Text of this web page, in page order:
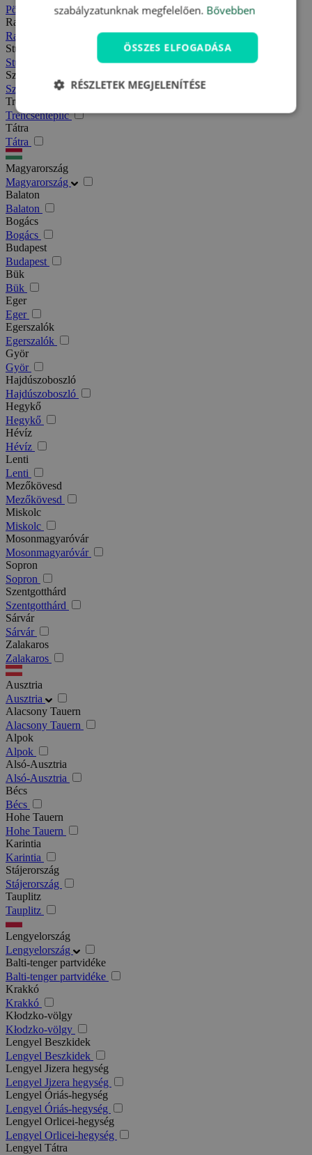
Pöstyén
Rajecfürdő
Rajecfürdő
Stubnyafürdő
Stubnyafürdő
Szlovák paradicsom
Szlovák paradicsom
Trencsénteplic
Trencsénteplic
Tátra
Tátra
Magyarország
Magyarország
Balaton
Balaton
Bogács
Bogács
Budapest
Budapest
Bük
Bük
Eger
Eger
Egerszalók
Egerszalók
Györ
Györ
Hajdúszoboszló
Hajdúszoboszló
Hegykő
Hegykő
Hévíz
Hévíz
Lenti
Lenti
Mezőkövesd
Mezőkövesd
Miskolc
Miskolc
Mosonmagyaróvár
Mosonmagyaróvár
Sopron
Sopron
Szentgotthárd
Szentgotthárd
Sárvár
Sárvár
Zalakaros
Zalakaros
Ausztria
Ausztria
Alacsony Tauern
Alacsony Tauern
Alpok
Alpok
Alsó-Ausztria
Alsó-Ausztria
Bécs
Bécs
Hohe Tauern
Hohe Tauern
Karintia
Karintia
Stájerország
Stájerország
Tauplitz
Tauplitz
Lengyelország
Lengyelország
Balti-tenger partvidéke
Balti-tenger partvidéke
Krakkó
Krakkó
Kłodzko-völgy
Kłodzko-völgy
Lengyel Beszkidek
Lengyel Beszkidek
Lengyel Jizera hegység
Lengyel Jizera hegység
Lengyel Óriás-hegység
Lengyel Óriás-hegység
Lengyel Orlicei-hegység
Lengyel Orlicei-hegység
Lengyel Tátra
szabályzatunknak megfelelően. Bővebben
ÖSSZES ELFOGADÁSA
RÉSZLETEK MEGJELENÍTÉSE